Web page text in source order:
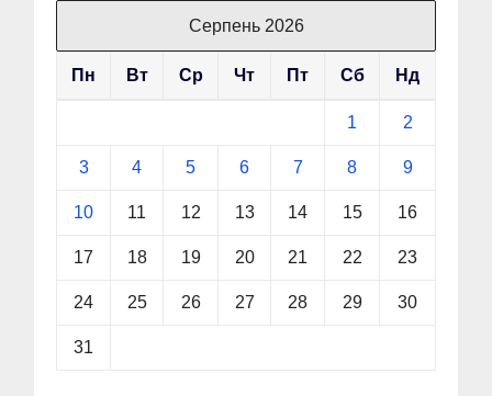
Серпень 2026
Пн Вт Ср Чт Пт Сб Нд
1 2
3 4 5 6 7 8 9
10 11 12 13 14 15 16
17 18 19 20 21 22 23
24 25 26 27 28 29 30
31